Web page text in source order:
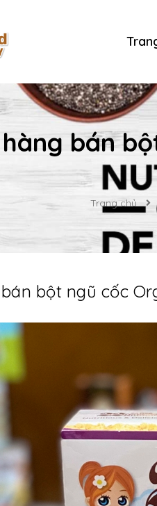
hàng bán
Trang chủ
bột ngũ cốc